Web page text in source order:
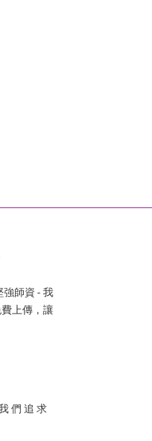
強師資 - 我
上傳，讓
們 追 求